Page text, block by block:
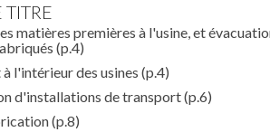
TITRE
matières premières à l'usine, et
(p.4)
l'intérieur des usines (p.4)
d'installations de transport(p.6)
(p.8)